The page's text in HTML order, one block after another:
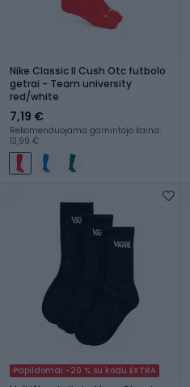
Nike Classic II Cush Otc futbolo
getrai - Team university
red/white
7,19 €
Rekomenduojama gamintojo kaina:
13,99 €
Papildomai -20 % su kodu EXTRA